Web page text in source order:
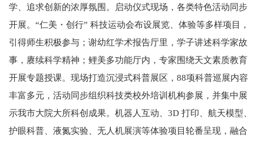
学、追求创新的浓厚氛围。启动仪式现场，各类特色活动同步
开展。“仁美・创行” 科技运动会布设展览、体验等多样项目，
引得师生积极参与；谢幼红学术报告厅里，学子讲述科学家故
事，赓续科学精神；鲤美多功能厅内，专家围绕天文素质教育
开展专题授课。现场打造沉浸式科普展区，88项科普巡展内容
丰富多元，活动同步组织科技类校外培训机构参展，并集中展
示我市大院大所科创成果。机器人互动、3D 打印、航天模型、
护眼科普、液氮实验、无人机展演等体验项目轮番呈现，融合